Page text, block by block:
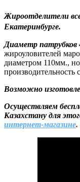
Жироотделители
Екатеринбурге.
Диаметр патрубков
жироуловителей
диаметром 110мм.,
производительность
Возможно
Осуществляем
Казахстану для
интернет-магазине.